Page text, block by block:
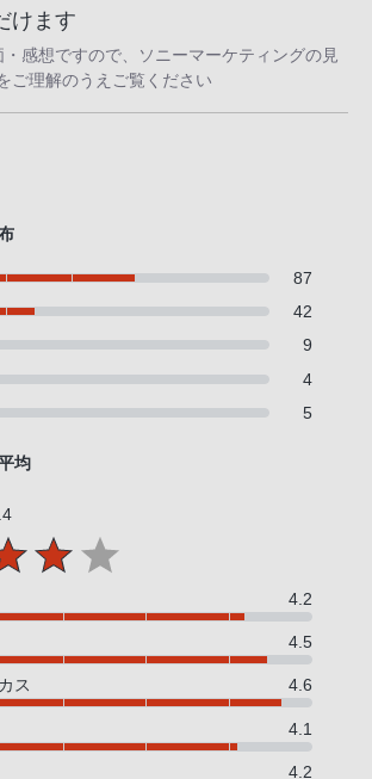
けます
感想ですので、ソニーマーケティングの見
ご理解のうえご覧ください
87
42
9
4
5
均
4.2
4.5
ス 4.6
4.1
4.2